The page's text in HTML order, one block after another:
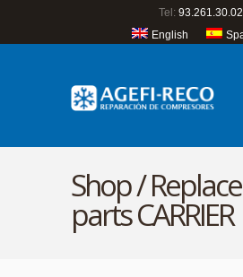
Tel: 93.261.30.02
English
Shop /
parts CARRIER